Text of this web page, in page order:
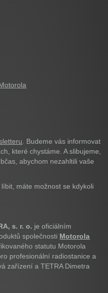
. Budeme vás informovat
které chystáme. A slibujeme,
abychom nezahltili vaše
máte možnost se kdykoli
s. r. o. je oficiálním
společnosti Motorola
statutu Motorola
profesionální radiostanice a
zařízení a TETRA Dimetra